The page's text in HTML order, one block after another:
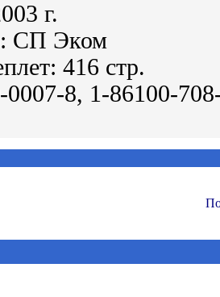
г.
СП Эком
416 стр.
8, 1-86100-